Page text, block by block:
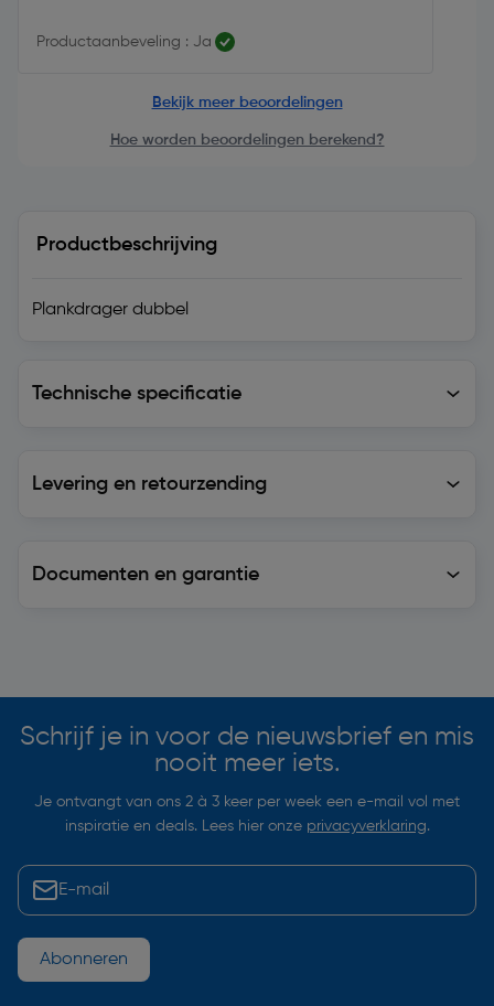
Productaanbeveling : Ja
Bekijk meer beoordelingen
Hoe worden beoordelingen berekend?
Productbeschrijving
Plankdrager dubbel
Technische specificatie
Levering en retourzending
Documenten en garantie
Schrijf je in voor de nieuwsbrief en mis
nooit meer iets.
Je ontvangt van ons 2 à 3 keer per week een e-mail vol met
inspiratie en deals. Lees hier onze privacyverklaring.
Abonneren